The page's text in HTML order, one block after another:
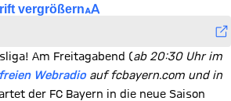
vergrößern
Am Freitagabend (ab 20:30 Uhr im
Webradioauf fcbayern.com und in
der FC Bayern in die neue Saison